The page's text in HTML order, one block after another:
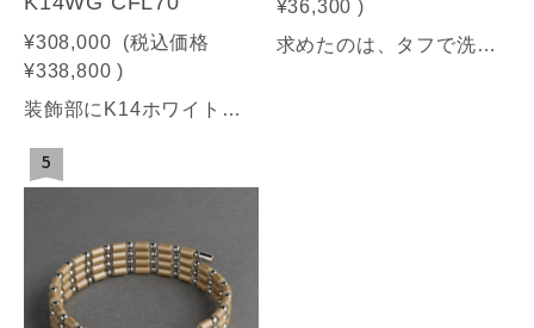
¥308,000
(税込価格
¥338,800 )
装飾部にK14ホワイトゴールドの輝きを宿したオーダー限定モデル。エレガントに、そして力強く。優雅な煌めきで、ワンランク上の自分に。発売開始より女性人気No1のカラー「シャンパンゴールド」。ギフト・贈り物にも。【商品情報】■サイズ：70㎝■素材：K14ホワイトゴールド(装飾部材)・フェライト磁石・サマコバ磁石・SUS316(キャップ部分)・SUS304(ワイヤー部分)【オーダー限定品】ご注文後の生産により、商品の発送まで1週間ほどお時間をいただきます。《利用可能な決済方法》クレジットカード（Visa / Mastercard / JCB / American Express / Diners Club）／Amazon Pay／PayPay／キャリア決済※合計30万円（税込）を超える商品は代金引換はご利用いただけません。予めご了承ください
¥36,300 )
求めたのは、タフで洗練された美しさ。汗に強く、耐久性の高さにもこだわった 高品質ステンレスモデル。【商品情報】■サイズ：50㎝■素材：SUS316(装飾部材)・フェライト磁石・サマコバ磁石・SUS316(キャップ部分)・SUS304(ワイヤー部分)《利用可能な決済方法》クレジットカード（Visa / Mastercard / JCB / American Express / Diners Club）／Amazon Pay／PayPay／キャリア決済／代金引換※合計30万円（税込）を超える商品は代金引換はご利用いただけません。予めご了承ください
5